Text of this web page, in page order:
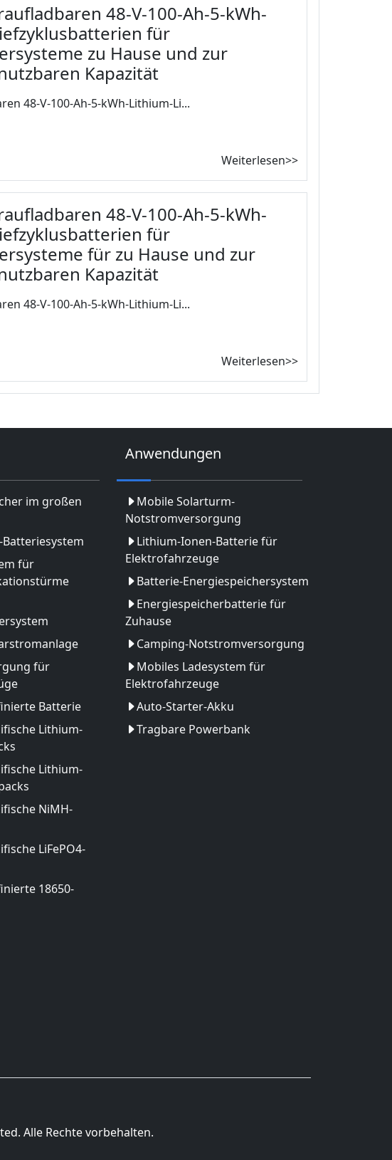
48-V-100-Ah-5-kWh-
für
zu Hause und zur
Kapazität
48-V-100-Ah-5-kWh-Lithium-Li...
Weiterlesen>>
48-V-100-Ah-5-kWh-
für
für zu Hause und zur
Kapazität
48-V-100-Ah-5-kWh-Lithium-Li...
Weiterlesen>>
im großen
Batteriesystem
für
für
Batterie
Lithium-
Lithium-
NiMH-
LiFePO4-
18650-
Anwendungen
Mobile Solarturm-
Notstromversorgung
Lithium-Ionen-Batterie für
Elektrofahrzeuge
Batterie-Energiespeichersystem
Energiespeicherbatterie für
Zuhause
Camping-Notstromversorgung
Mobiles Ladesystem für
Elektrofahrzeuge
Auto-Starter-Akku
Tragbare Powerbank
Alle Rechte vorbehalten.